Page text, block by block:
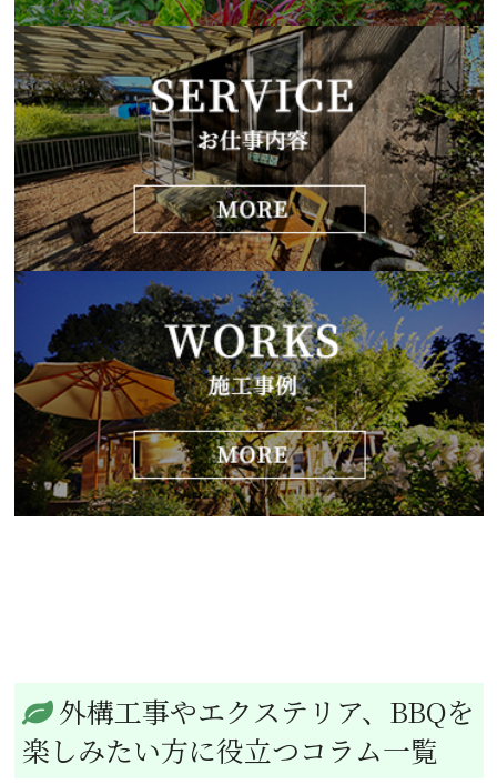
外構工事やエクステリア、BBQを
楽しみたい方に役立つコラム一覧